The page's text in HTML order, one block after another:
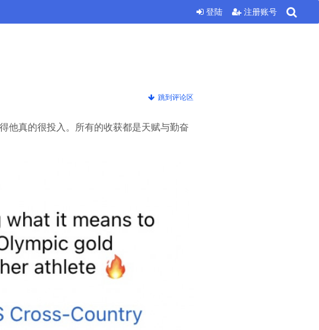
登陆 注册账号
跳到评论区
他真的很投入。所有的收获都是天赋与勤奋